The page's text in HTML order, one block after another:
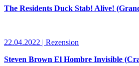
The Residents Duck Stab! Alive!
22.04.2022 | Rezension
Steven Brown El Hombre Invisible